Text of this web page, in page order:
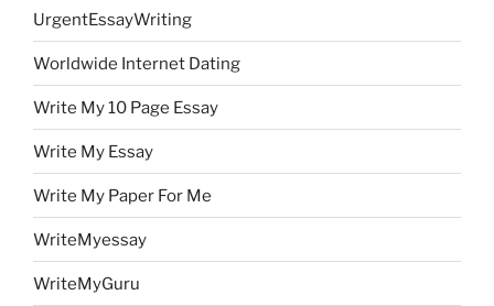
UrgentEssayWriting
Worldwide Internet Dating
Write My 10 Page Essay
Write My Essay
Write My Paper For Me
WriteMyessay
WriteMyGuru